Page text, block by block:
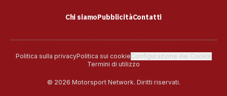
Chi siamoPubblicitàContatti
Politica sulla privacyPolitica sui cookieConfigurazione dei Cookie
Termini di utilizzo
© 2026 Motorsport Network. Diritti riservati.